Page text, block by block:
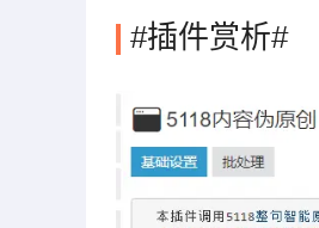
#插件赏析#